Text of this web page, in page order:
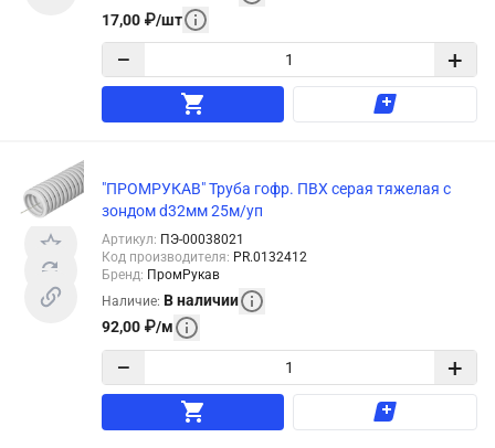
17,00 ₽/шт
− +
"ПРОМРУКАВ" Труба гофр. ПВХ серая тяжелая с
зондом d32мм 25м/уп
Артикул: ПЭ-00038021
Код производителя: PR.0132412
Бренд: ПромРукав
Наличие: В наличии
92,00 ₽/м
− +